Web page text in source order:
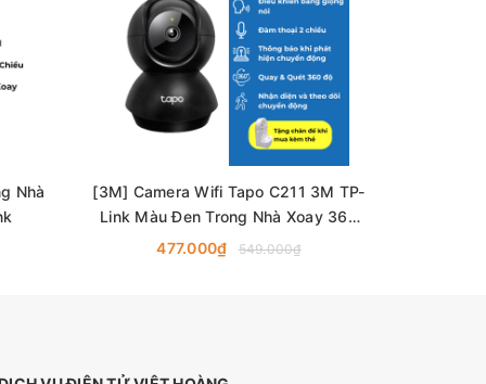
Nhà
[3M] Camera Wifi Tapo C211 3M TP-
Link Màu Đen Trong Nhà Xoay 360
Độ, Đàm Thoại 2 Chiều
477.000₫ 549.000₫